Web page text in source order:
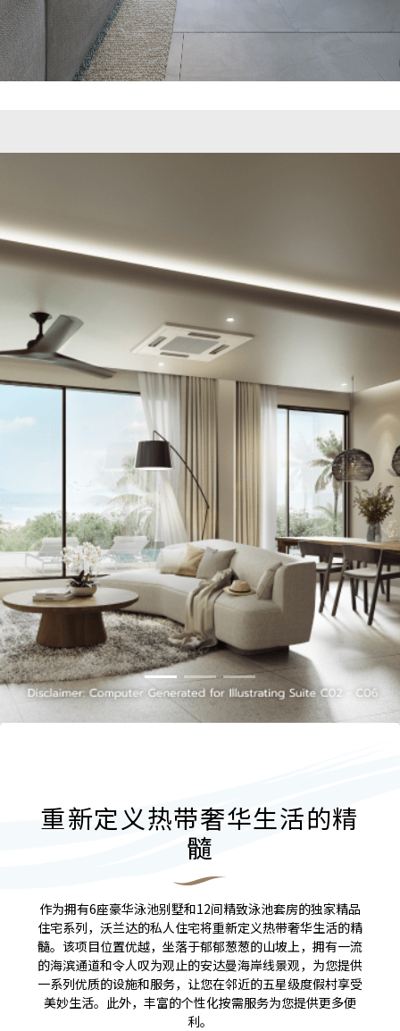
重新定义热带奢华生活的精
髓
作为拥有6座豪华泳池别墅和12间精致泳池套房的独家精品
住宅系列，沃兰达的私人住宅将重新定义热带奢华生活的精
髓。该项目位置优越，坐落于郁郁葱葱的山坡上，拥有一流
的海滨通道和令人叹为观止的安达曼海岸线景观，为您提供
一系列优质的设施和服务，让您在邻近的五星级度假村享受
美妙生活。此外，丰富的个性化按需服务为您提供更多便
利。